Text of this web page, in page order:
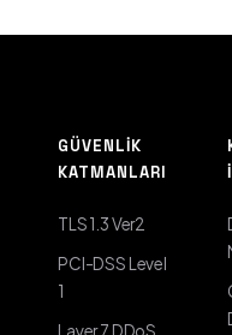
GÜVENLIK
KATMANLARI
TLS 1.3 Ver2
PCI-DSS Level
1
Layer 7 DDoS